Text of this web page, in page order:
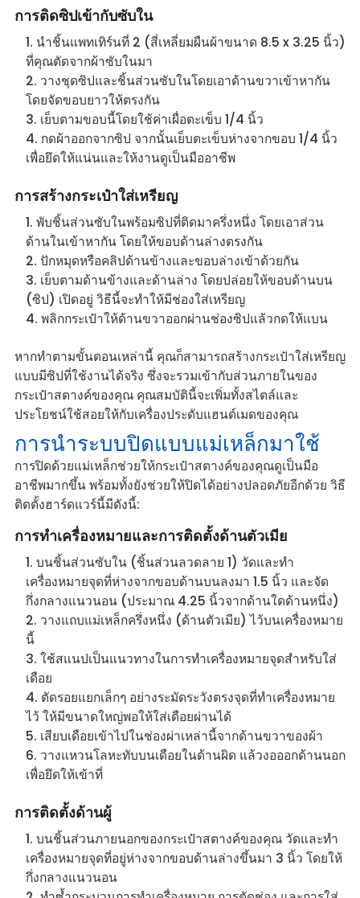
การติดซิปเข้ากับซับใน
นำชิ้นแพทเทิร์นที่ 2 (สี่เหลี่ยมผืนผ้าขนาด 8.5 x 3.25 นิ้ว)
ที่คุณตัดจากผ้าซับในมา
วางชุดซิปและชิ้นส่วนซับในโดยเอาด้านขวาเข้าหากัน
โดยจัดขอบยาวให้ตรงกัน
เย็บตามขอบนี้โดยใช้ค่าเผื่อตะเข็บ 1/4 นิ้ว
กดผ้าออกจากซิป จากนั้นเย็บตะเข็บห่างจากขอบ 1/4 นิ้ว
เพื่อยึดให้แน่นและให้งานดูเป็นมืออาชีพ
การสร้างกระเป๋าใส่เหรียญ
พับชิ้นส่วนซับในพร้อมซิปที่ติดมาครึ่งหนึ่ง โดยเอาส่วน
ด้านในเข้าหากัน โดยให้ขอบด้านล่างตรงกัน
ปักหมุดหรือคลิปด้านข้างและขอบล่างเข้าด้วยกัน
เย็บตามด้านข้างและด้านล่าง โดยปล่อยให้ขอบด้านบน
(ซิป) เปิดอยู่ วิธีนี้จะทำให้มีช่องใส่เหรียญ
พลิกกระเป๋าให้ด้านขวาออกผ่านช่องซิปแล้วกดให้แบน
หากทำตามขั้นตอนเหล่านี้ คุณก็สามารถสร้างกระเป๋าใส่เหรียญ
แบบมีซิปที่ใช้งานได้จริง ซึ่งจะรวมเข้ากับส่วนภายในของ
กระเป๋าสตางค์ของคุณ คุณสมบัตินี้จะเพิ่มทั้งสไตล์และ
ประโยชน์ใช้สอยให้กับเครื่องประดับแฮนด์เมดของคุณ
การนำระบบปิดแบบแม่เหล็กมาใช้
การปิดด้วยแม่เหล็กช่วยให้กระเป๋าสตางค์ของคุณดูเป็นมือ
อาชีพมากขึ้น พร้อมทั้งยังช่วยให้ปิดได้อย่างปลอดภัยอีกด้วย วิธี
ติดตั้งฮาร์ดแวร์นี้มีดังนี้:
การทำเครื่องหมายและการติดตั้งด้านตัวเมีย
บนชิ้นส่วนซับใน (ชิ้นส่วนลวดลาย 1) วัดและทำ
เครื่องหมายจุดที่ห่างจากขอบด้านบนลงมา 1.5 นิ้ว และจัด
กึ่งกลางแนวนอน (ประมาณ 4.25 นิ้วจากด้านใดด้านหนึ่ง)
วางแถบแม่เหล็กครึ่งหนึ่ง (ด้านตัวเมีย) ไว้บนเครื่องหมาย
นี้
ใช้สแนปเป็นแนวทางในการทำเครื่องหมายจุดสำหรับใส่
เดือย
ตัดรอยแยกเล็กๆ อย่างระมัดระวังตรงจุดที่ทำเครื่องหมาย
ไว้ ให้มีขนาดใหญ่พอให้ใส่เดือยผ่านได้
เสียบเดือยเข้าไปในช่องผ่าเหล่านี้จากด้านขวาของผ้า
วางแหวนโลหะทับบนเดือยในด้านผิด แล้วงอออกด้านนอก
เพื่อยึดให้เข้าที่
การติดตั้งด้านผู้
บนชิ้นส่วนภายนอกของกระเป๋าสตางค์ของคุณ วัดและทำ
เครื่องหมายจุดที่อยู่ห่างจากขอบด้านล่างขึ้นมา 3 นิ้ว โดยให้
กึ่งกลางแนวนอน